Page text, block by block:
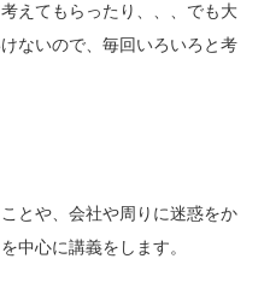
えてもらったり、、、でも大
ないので、毎回いろいろと考
とや、会社や周りに迷惑をか
中心に講義をします。